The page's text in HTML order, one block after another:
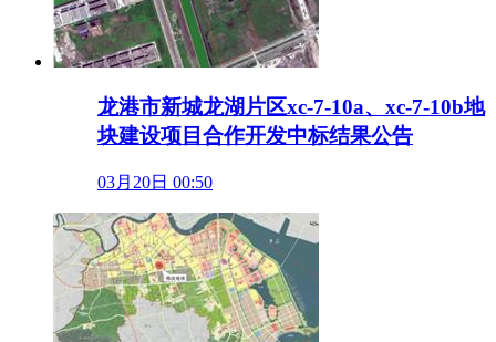
龙港市新城龙湖片区xc-7-10a、xc-7-10b地
块建设项目合作开发中标结果公告
03月20日 00:50